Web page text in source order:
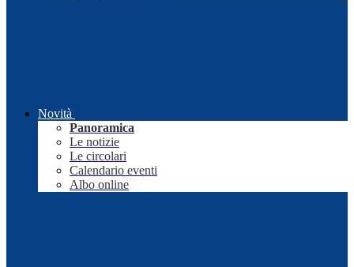
Novità
Panoramica
Le notizie
Le circolari
Calendario eventi
Albo online